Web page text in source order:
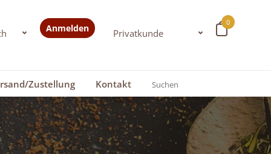
0
Anmelden
Zustellung Kontakt